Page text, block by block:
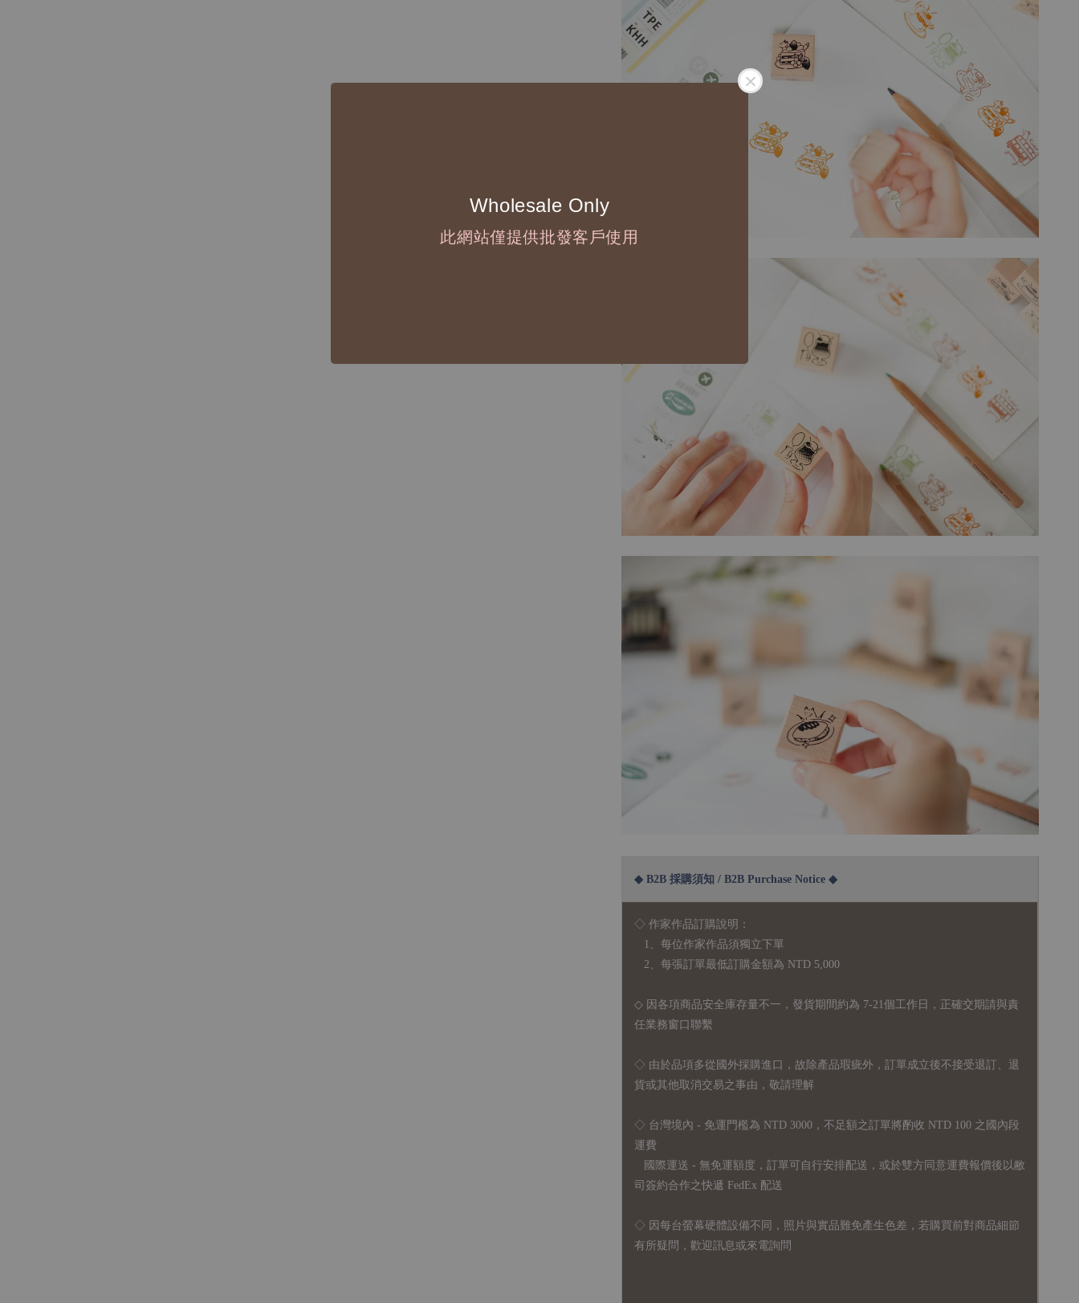
Wholesale Only
此網站僅提供批發客戶使用
◆ B2B 採購須知 / B2B Purchase Notice ◆
◇ 作家作品訂購說明：
1、每位作家作品須獨立下單
2、每張訂單最低訂購金額為 NTD 5,000
◇ 因各項商品安全庫存量不一，發貨期間約為 7-21個工作日，正確交期請與責
任業務窗口聯繫
◇ 由於品項多從國外採購進口，故 除產品瑕疵外，訂單成立後不接受退訂、退
貨或其他取消交易之事由，敬請理解
◇ 台灣境內 - 免運門檻為 NTD 3000，不足額之訂單將酌收 NTD 100 之國內段
運費
國際運送 - 無免運額度，訂單可自行安排配送，或於雙方同意運費報價後以敝
司簽約合作之快遞 FedEx 配送
◇ 因每台螢幕硬體設備不同，照片與實品難免產生色差，若購買前對商品細節
有所疑問，歡迎訊息或來電詢問